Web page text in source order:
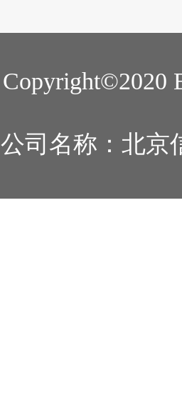
Copyright©2020
公司名称：北京